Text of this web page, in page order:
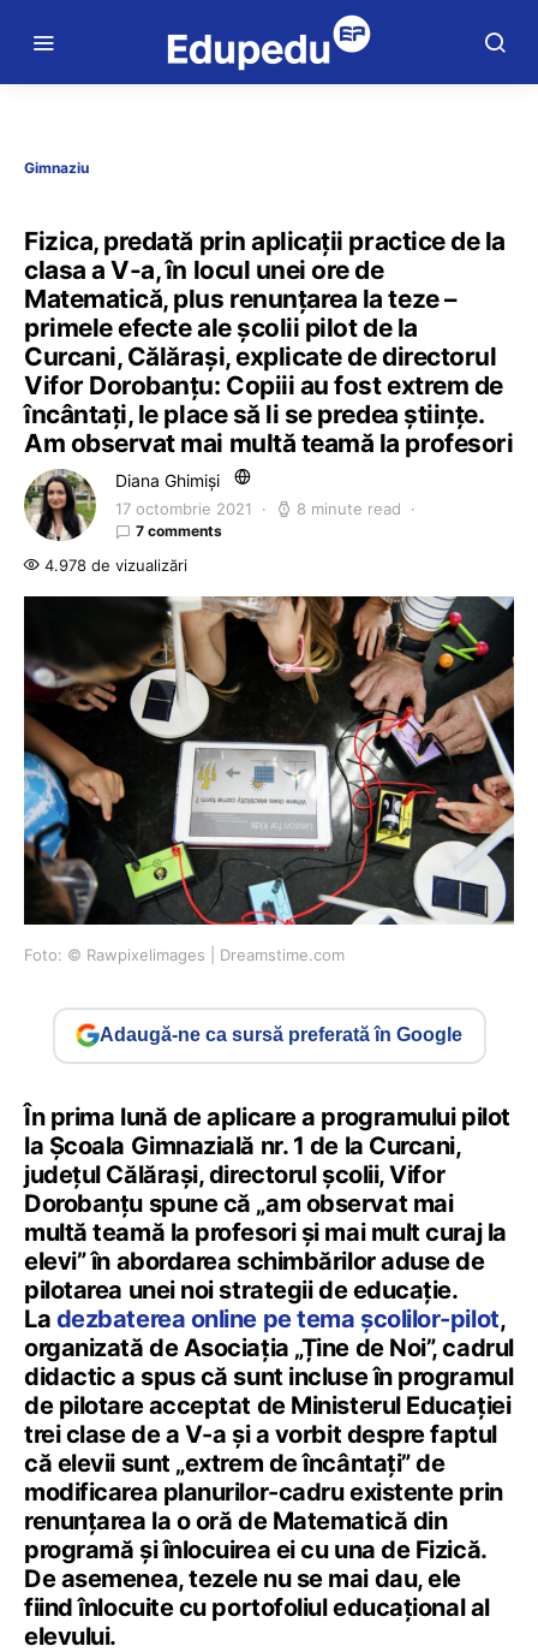
Gimnaziu
Fizica, predată prin aplicații practice de la
clasa a V-a, în locul unei ore de
Matematică, plus renunțarea la teze –
primele efecte ale școlii pilot de la
Curcani, Călărași, explicate de directorul
Vifor Dorobanțu: Copiii au fost extrem de
încântați, le place să li se predea științe.
Am observat mai multă teamă la profesori
Diana Ghimiși
17 octombrie 2021 8 minute read
7 comments
4.978 de vizualizări
Foto: © Rawpixelimages | Dreamstime.com
Adaugă-ne ca sursă preferată în Google
În prima lună de aplicare a programului pilot
la Școala Gimnazială nr. 1 de la Curcani,
județul Călărași, directorul școlii, Vifor
Dorobanțu spune că „am observat mai
multă teamă la profesori și mai mult curaj la
elevi” în abordarea schimbărilor aduse de
pilotarea unei noi strategii de educație.
La dezbaterea online pe tema școlilor-pilot,
organizată de Asociația „Ține de Noi”, cadrul
didactic a spus că sunt incluse în programul
de pilotare acceptat de Ministerul Educației
trei clase de a V-a și a vorbit despre faptul
că elevii sunt „extrem de încântați” de
modificarea planurilor-cadru existente prin
renunțarea la o oră de Matematică din
programă și înlocuirea ei cu una de Fizică.
De asemenea, tezele nu se mai dau, ele
fiind înlocuite cu portofoliul educațional al
elevului.